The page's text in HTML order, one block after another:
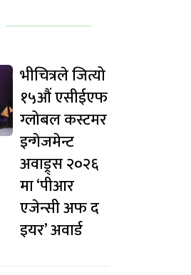
भीचित्रले जित्यो
१५औं एसीईएफ
ग्लोबल कस्टमर
इन्गेजमेन्ट
अवाड्र्स २०२६
मा ‘पीआर
एजेन्सी अफ द
इयर’ अवार्ड